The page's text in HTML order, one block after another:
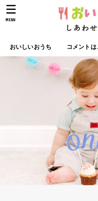
おいしいおうち コメントは
MENU